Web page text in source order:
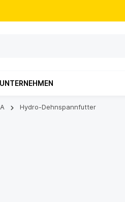
UNTERNEHMEN
Hydro-Dehnspannfutter